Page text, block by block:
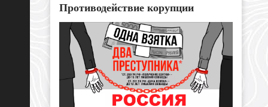
Противодействие корупции